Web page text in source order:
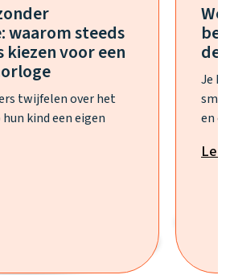
waarom steeds
kiezen voor een
twijfelen over het
kind een eigen
de
Je
en